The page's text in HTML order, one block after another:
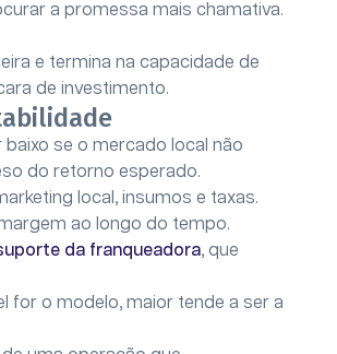
a promessa mais chamativa.
e termina na capacidade de
de investimento.
se o mercado local não
do retorno esperado.
local, insumos e taxas.
ao longo do tempo.
da franqueadora, que
for o modelo, maior tende a ser a